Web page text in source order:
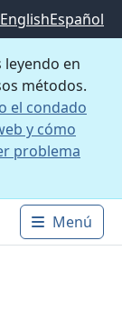
EnglishEspañol
leyendo en
métodos.
el condado
y cómo
problema
Main
Menú